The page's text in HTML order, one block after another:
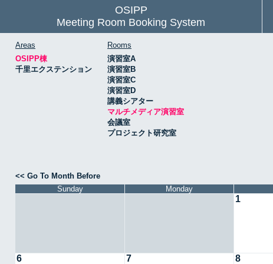
OSIPP
Meeting Room Booking System
Areas
OSIPP棟
千里エクステンション
Rooms
演習室A
演習室B
演習室C
演習室D
講義シアター
マルチメディア演習室
会議室
プロジェクト研究室
<< Go To Month Before
Sunday
Monday
1
6 7 8